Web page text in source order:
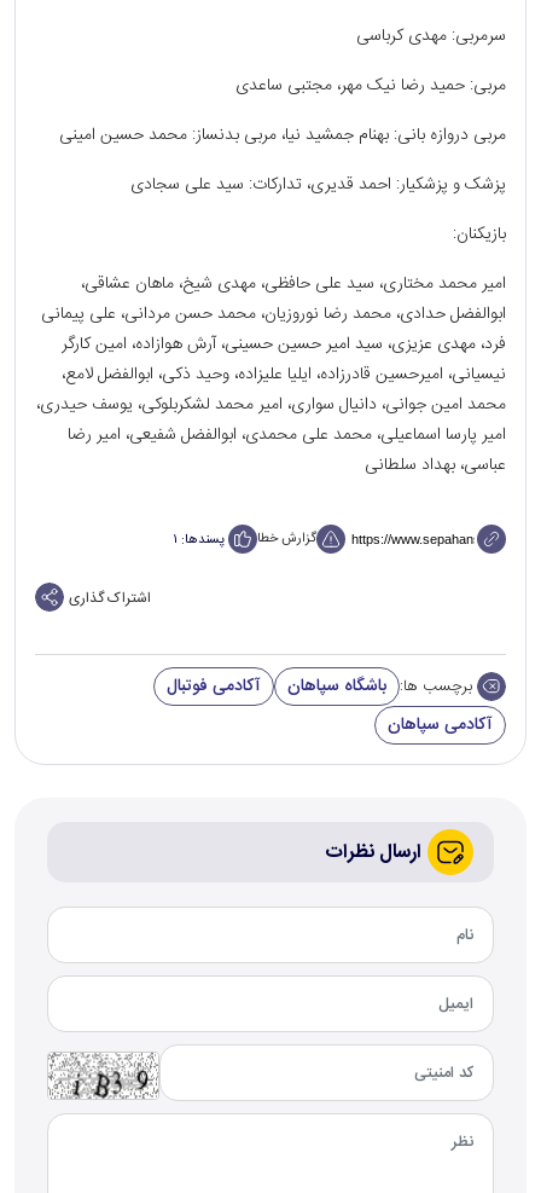
سرمربی: مهدی کرباسی
مربی: حمید رضا نیک مهر، مجتبی ساعدی
مربی دروازه بانی: بهنام جمشید نیا، مربی بدنساز: محمد حسین امینی
پزشک و پزشکیار: احمد قدیری، تدارکات: سید علی سجادی
بازیکنان:
امیر محمد مختاری، سید علی حافظی، مهدی شیخ، ماهان عشاقی،
ابوالفضل حدادی، محمد رضا نوروزیان، محمد حسن مردانی، علی پیمانی
فرد، مهدی عزیزی، سید امیر حسین حسینی، آرش هوازاده، امین کارگر
نیسیانی، امیرحسین قادرزاده، ایلیا علیزاده، وحید ذکی، ابوالفضل لامع،
محمد امین جوانی، دانیال سواری، امیر محمد لشکربلوکی، یوسف حیدری،
امیر پارسا اسماعیلی، محمد علی محمدی، ابوالفضل شفیعی، امیر رضا
عباسی، بهداد سلطانی
گزارش خطا پسندها: ۱
اشتراک گذاری
برچسب ها: باشگاه سپاهان
آکادمی فوتبال
آکادمی سپاهان
ارسال نظرات